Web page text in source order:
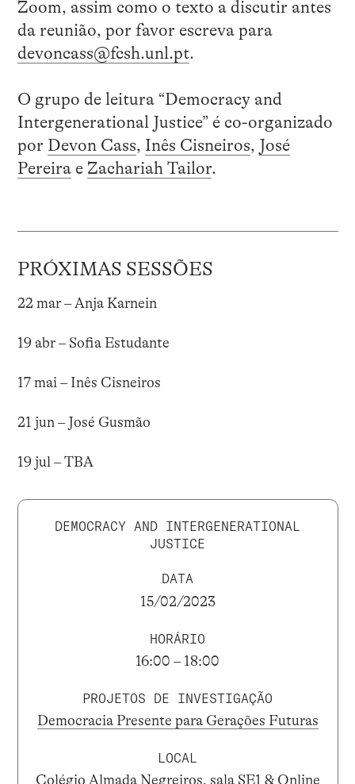
Zoom, assim como o texto a discutir antes
da reunião, por favor escreva para
devoncass@fcsh.unl.pt.
O grupo de leitura “Democracy and
Intergenerational Justice” é co-organizado
por Devon Cass, Inês Cisneiros, José
Pereirae Zachariah Tailor.
PRÓXIMAS SESSÕES
22 mar – Anja Karnein
19 abr – Sofia Estudante
17 mai – Inês Cisneiros
21 jun – José Gusmão
19 jul – TBA
DEMOCRACY AND INTERGENERATIONAL
JUSTICE
DATA
15/02/2023
HORÁRIO
16:00 – 18:00
PROJETOS DE INVESTIGAÇÃO
Democracia Presente para Gerações Futuras
LOCAL
Colégio Almada Negreiros, sala SE1 & Online